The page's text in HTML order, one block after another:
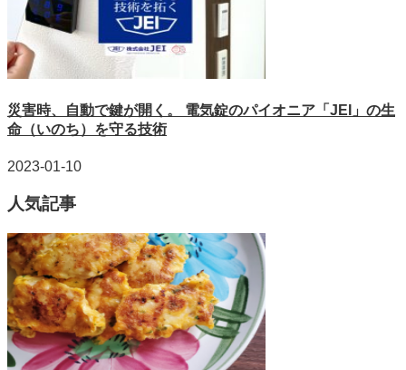
災害時、自動で鍵が開く。 電気錠のパイオニア「JEI」の生
命（いのち）を守る技術
2023-01-10
人気記事